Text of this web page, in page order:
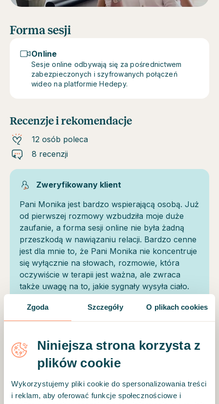
Zgoda Szczegóły O plikach cookies
Niniejsza strona korzysta z
plików cookie
Wykorzystujemy pliki cookie do spersonalizowania treści
i reklam, aby oferować funkcje społecznościowe i
Forma sesji
Online
Sesje online odbywają się za pośrednictwem
zabezpieczonych i szyfrowanych połączeń
wideo na platformie Hedepy.
Recenzje i rekomendacje
12 osób poleca
8 recenzji
Zweryfikowany klient
Pani Monika jest bardzo wspierającą osobą. Już
od pierwszej rozmowy wzbudziła moje duże
zaufanie, a forma sesji online nie była żadną
przeszkodą w nawiązaniu relacji. Bardzo cenne
jest dla mnie to, że Pani Monika nie koncentruje
się wyłącznie na słowach, rozmowie, która
oczywiście w terapii jest ważna, ale zwraca
także uwagę na to, jakie sygnały wysyła ciało.
Zweryfikowany klient
Serdecznie polecam, dzięki Pani Monice
zaczynam rozumieć więcej. Teraz już nie
obawiam się terapii tylko czekam na następne
spotkanie, by znów dowiedzieć się czegoś